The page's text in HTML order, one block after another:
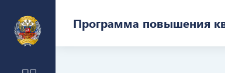
Программа повышения